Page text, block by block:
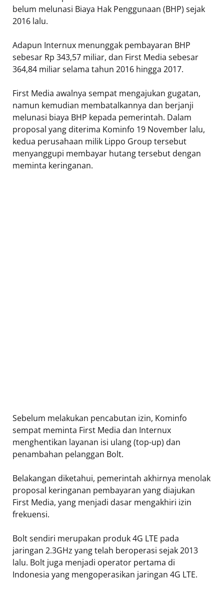
belum melunasi Biaya Hak Penggunaan (BHP) sejak
2016 lalu.
Adapun Internux menunggak pembayaran BHP
sebesar Rp 343,57 miliar, dan First Media sebesar
364,84 miliar selama tahun 2016 hingga 2017.
First Media awalnya sempat mengajukan gugatan,
namun kemudian membatalkannya dan berjanji
melunasi biaya BHP kepada pemerintah. Dalam
proposal yang diterima Kominfo 19 November lalu,
kedua perusahaan milik Lippo Group tersebut
menyanggupi membayar hutang tersebut dengan
meminta keringanan.
Sebelum melakukan pencabutan izin, Kominfo
sempat meminta First Media dan Internux
menghentikan layanan isi ulang (top-up) dan
penambahan pelanggan Bolt.
Belakangan diketahui, pemerintah akhirnya menolak
proposal keringanan pembayaran yang diajukan
First Media, yang menjadi dasar mengakhiri izin
frekuensi.
Bolt sendiri merupakan produk 4G LTE pada
jaringan 2.3GHz yang telah beroperasi sejak 2013
lalu. Bolt juga menjadi operator pertama di
Indonesia yang mengoperasikan jaringan 4G LTE.